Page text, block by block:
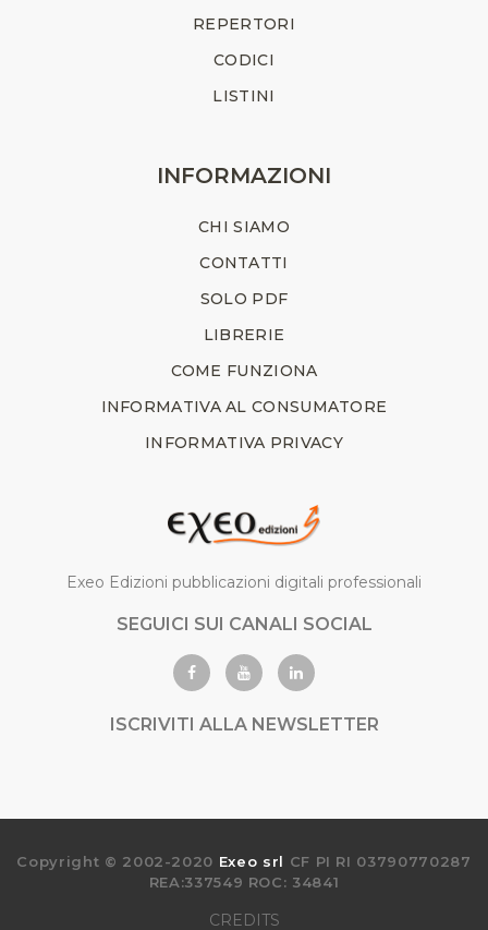
REPERTORI
CODICI
LISTINI
INFORMAZIONI
CHI SIAMO
CONTATTI
SOLO PDF
LIBRERIE
COME FUNZIONA
INFORMATIVA AL CONSUMATORE
INFORMATIVA PRIVACY
Exeo Edizioni pubblicazioni digitali professionali
SEGUICI SUI CANALI SOCIAL
ISCRIVITI ALLA NEWSLETTER
Copyright © 2002-2020 Exeo srl CF PI RI 03790770287
REA:337549 ROC: 34841
CREDITS